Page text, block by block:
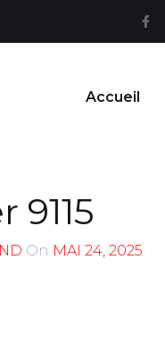
Accueil
9115
On MAI 24, 2025